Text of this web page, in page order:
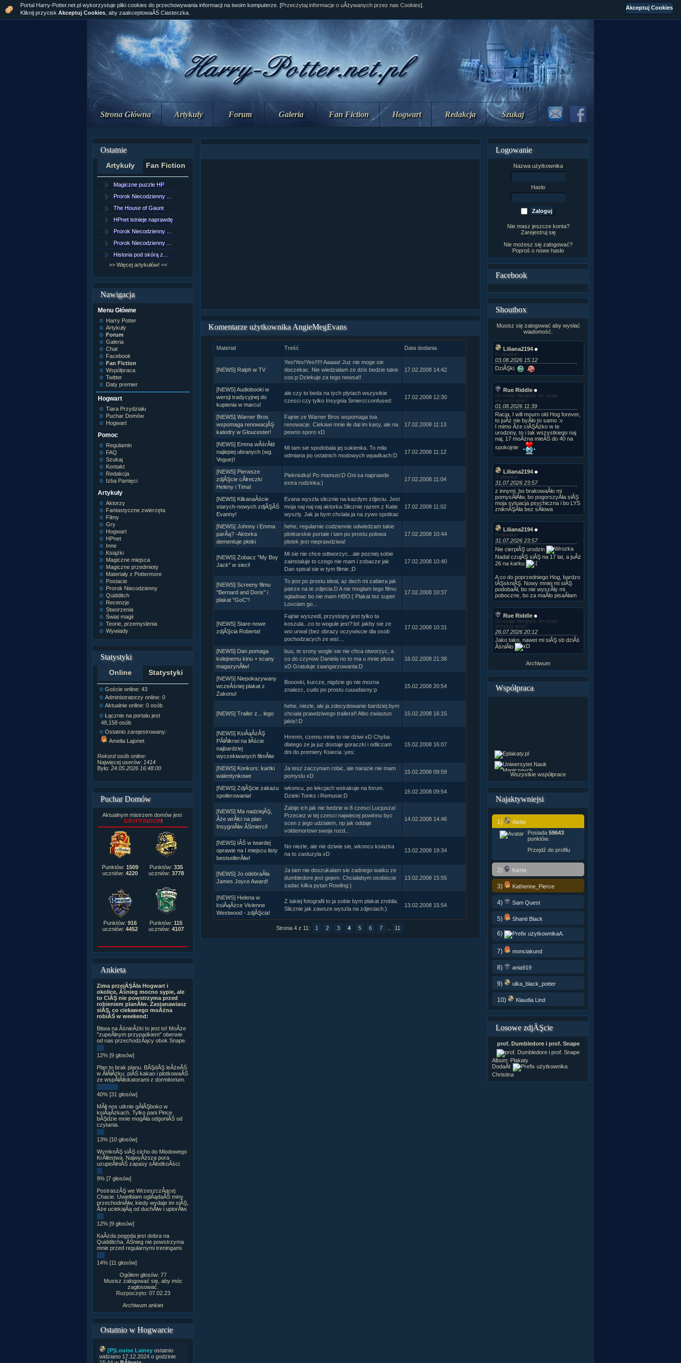
Strona Główna Artykuły Forum Galeria Fan Fiction Hogwart Redakcja Szukaj
Ostatnie
Artykuły Fan Fiction
Magiczne puzzle HP
Prorok Niecodzienny ...
The House of Gaunt
HPnet istnieje naprawdę
Prorok Niecodzienny ...
Prorok Niecodzienny ...
Historia pod skórą z...
>> Więcej artykułów! <<
Nawigacja
Menu Główne
Harry Potter
Artykuły
Forum
Galeria
Chat
Facebook
Fan Fiction
Współpraca
Twitter
Daty premier
Hogwart
Tiara Przydziału
Puchar Domów
Hogwart
Pomoc
Regulamin
FAQ
Szukaj
Kontakt
Redakcja
Izba Pamięci
Artykuły
Aktorzy
Fantastyczne zwierzęta
Filmy
Gry
Hogwart
HPnet
Inne
Książki
Magiczne miejsca
Magiczne przedmioty
Materiały z Pottermore
Postacie
Prorok Niecodzienny
Quidditch
Recenzje
Stworzenia
Świat magii
Teorie, przemyslenia
Wywiady
Statystyki
Online Statystyki
Goście online: 43
Administratorzy online: 0
Aktualnie online: 0 osób
Łącznie na portalu jest
48,158 osób
Ostatnio zarejestrowany:
Amelia Lajonet
Rekord osób online:
Najwięcej userów: 1414
Było: 24.05.2026 16:48:00
Napisanych artykułów:1,087
Dodanych newsów:
Tematów na forum:3,921
Komentarzy do materiałów:
Rozdanych pochwał:3,327
Wlepionych ostrzeżeń:
Puchar Domów
Aktualnym mistrzem domów jest
GRYFFINDOR!
Punktów: 1509
uczniów: 4220
Punktów: 335
uczniów: 3778
Punktów: 916
uczniów: 4452
Punktów: 115
uczniów: 4107
Ankieta
Zima przejĂŞÂła Hogwart i
okolice, Âśnieg mocno sypie, ale
to CiĂŞ nie powstrzyma przed
robieniem planĂłw. Zastanawiasz
siĂŞ, co ciekawego moÂżna
robiĂŚ w weekend:
Bitwa na ÂśnieÂżki to jest to! MoÂże
"zupeÂłnym przypadkiem" oberwie
od nas przechodzÂący obok Snape.
12% [9 głosów]
Plan to brak planu. BĂŞdĂŞ leÂżeĂŚ
w ÂłĂłÂżku, piĂŚ kakao i plotkowaĂŚ
ze wspĂłÂłlokatorami z dormitorium.
40% [31 głosów]
MĂłj nos utknie gÂłĂŞboko w
ksiÂąÂżkach. Tylko pani Pince
bĂŞdzie mnie mogÂła odgoniĂŚ od
czytania.
13% [10 głosów]
WymknĂŞ siĂŞ cicho do Miodowego
KrĂłlestwa. NajwyÂższa pora
uzupeÂłniĂŚ zapasy sÂłodkoÂści.
9% [7 głosów]
PostraszĂŞ we WrzeszczÂącej
Chacie. Uwielbiam oglÂądaĂŚ miny
przechodniĂłw, kiedy wydaje im siĂŞ,
Âże uciekajÂą od duchĂłw i upiorĂłw.
12% [9 głosów]
KaÂżda pogoda jest dobra na
Quidditcha. ÂŚnieg nie powstrzyma
mnie przed regularnymi treningami.
14% [11 głosów]
Ogółem głosów: 77
Musisz zalogować się, aby móc
zagłosować.
Rozpoczęto: 07.02.23
Archiwum ankiet
Ostatnio w Hogwarcie
[P]Louise Lainey ostatnio
widziano 17.12.2024 o godzinie
Portal Harry-Potter.net.pl wykorzystuje pliki cookies do przechowywania informacji na twoim komputerze. [Przeczytaj informacje o uÂżywanych przez nas Cookies].
Kliknij przycisk Akceptuj Cookies , aby zaakceptowaĂŚ Ciasteczka.
Komentarze użytkownika AngieMegEvans
Materiał Treść Data dodania
[NEWS] Ralph w TV
Yes!Yes!Yes!!!!! Aaaaa! Juz nie moge sie
doczekac. Nie wiedzialam ze dzis bedzie takie
cos:p Dziekuje za tego newsa!!
17.02.2008 14:42
[NEWS] Audiobooki w
wersji tradycyjnej do
kupienia w marcu!
ale czy to beda na tych plytach wszystkie
czesci czy tylko Insygnia Smierci:confused:
17.02.2008 12:30
[NEWS] Warner Bros
wspomaga renowacjĂŞ
katedry w Gloucester!
Fajnie ze Warner Bros wspomaga toa
renowacje. Ciekawi mnie ile dal im kasy, ale na
pewno sporo xD
17.02.2008 11:13
[NEWS] Emma wÂśrĂłd
najlepiej ubranych (wg.
Vogue)!
Mi tam sie spodobala jej sukienka. To mila
odmiana po ostatnich modowych wpadkach:D
17.02.2008 11:12
[NEWS] Pierwsze
zdjĂŞcie cĂłreczki
Heleny i Tima!
Piekniutka! Po mamusi:D Oni sa naprawde
extra rodzinka:)
17.02.2008 11:04
[NEWS] KilkanaÂście
starych-nowych zdjĂŞĂŚ
Evanny!
Evana wyszla slicznie na kazdym zdjeciu. Jest
moja naj naj naj aktorka.Slicznie razem z Katie
wyszly. Jak ja bym chciala ja na zywo spotkac
17.02.2008 11:02
[NEWS] Johnny i Emma
parÂą? -Aktorka
dementuje plotki
hehe, regularnie codziennie odwiedzam takie
plotkarskie portale i tam po prostu polowa
plotek jest nieprawdziwa!
17.02.2008 10:44
[NEWS] Zobacz "My Boy
Jack" w sieci!
Mi sie nie chce odtworzyc...ale pozniej sobie
zainstaluje to czego nie mam i zobacze jak
Dan spisal sie w tym filmie ;D
17.02.2008 10:40
[NEWS] Screeny filmu
"Bernard and Doris" i
plakat "GoC"!
To jest po prostu ideal, az dech mi zabiera jak
patrze na te zdjecia:D A nie moglam tego filmu
ogladnac bo nie mam HBO:( Plakat tez super.
Lovciam go...
17.02.2008 10:37
[NEWS] Stare-nowe
zdjĂŞcia Roberta!
Fajnie wyszedl, przystojny jest tylko ta
koszula...co to wogule jest?:lol: jakby sie ze
wsi urwal (bez obrazy oczywiscie dla osob
pochodzacych ze wsi:...
17.02.2008 10:31
[NEWS] Dan pomaga
kolejnemu kinu + scany
magazynĂłw!
buu, te srony wogle sie nie chca otworzyc, a
co do czynow Daniela no to ma u mnie plusa
xD Gratuluje zaangarzowania:D
16.02.2008 21:38
[NEWS] Niepokazywany
wczeÂśniej plakat z
Zakonu!
Boooski, kurcze, nigdzie go nie mozna
znalezc, cudo po prostu cuuudasny:p
15.02.2008 20:54
[NEWS] Trailer z... lego
hehe, niezle, ale ja zdecydowanie bardziej bym
chciala prawdziwego trailera!! Albo zwiastun
jakis!:D
15.02.2008 16:15
[NEWS] KsiÂąÂżĂŞ
PĂłÂłkrwi na liÂście
najbardziej
wyczekiwanych filmĂłw
Hmmm, czemu mnie to nie dziwi xD Chyba
dlatego ze ja juz dostaje goraczki i odliczam
dni do premiery Ksiecia :yes:
15.02.2008 16:07
[NEWS] Konkurs: kartki
walentynkowe
Ja tesz zaczynam robic, ale narazie nie mam
pomyslu xD
15.02.2008 09:59
[NEWS] ZdjĂŞcie zakazu
spoilerowania!
wkoncu, po lekcjach wskakuje na forum.
Dzieki Tonks i Remusie:D
15.02.2008 09:54
[NEWS] Ma nadziejĂŞ,
Âże wrĂłci na plan
InsygniĂłw ÂŚmierci!
Zabije ich jak nie bedzie w 8 czesci Lucjusza!
Przeciez w tej czesci najwiecej powinno byc
scen z jego udzialem, np jak oddaje
voldemortowi swoja rozd...
14.02.2008 14:46
[NEWS] IÂŚ w twardej
oprawie na I miejscu listy
bestsellerĂłw!
No niezle, ale nie dziwie sie, wkoncu ksiazka
na to zasluzyla xD
13.02.2008 19:34
[NEWS] Jo odebraÂła
James Joyce Award!
Ja tam nie doszukalam sie zadnego watku ze
dumbledore jest gejem. Chcialabym osobiscie
zadac kilka pytan Rowling:)
13.02.2008 15:55
[NEWS] Helena w
ksiÂąÂżce Vivienne
Westwood - zdjĂŞcia!
Z takiej fotografii to ja sobie bym plakat zrobila.
Slicznie jak zawsze wyszla na zdjeciach:)
13.02.2008 15:54
Strona 4 z 11: 1 2 3 4 5 6 7 11
Logowanie
Nazwa użytkownika
Hasło
Nie masz jeszcze konta?
Zarejestruj się
Nie możesz się zalogować?
Poproś o nowe hasło
Facebook
Shoutbox
Musisz się zalogować aby wysłać
wiadomość.
Liliana2194
O choinka!
03.08.2026 15:12
DziĂŞki
Rue Riddle
Do szopy hipogryfy, do szopy
wszyscy wraz!
01.08.2026 11:39
Racja, I will mourn old Hog forever,
to juÂż nie byÂło to samo :v
I mimo Âże ciĂŞÂżko w te
urodziny, to i tak wszystkiego naj
naj, 17 moÂżna mieĂŚ do 40 na
spokojnie
Liliana2194
O choinka!
31.07.2026 23:57
z innymi, bo brakowaÂło mi
pomysÂłĂłw, bo pogorszyÂła siĂŞ
moja sytuacja psychiczna i bo LYS
zniknĂŞÂła bez sÂłowa
Liliana2194
O choinka!
31.07.2026 23:57
Nie cierpiĂŞ urodzin
Nadal czujĂŞ siĂŞ na 17 lat, a juÂż
26 na karku
A co do poprzedniego Hog, bardzo
tĂŞskniĂŞ. Nowy mniej mi siĂŞ
podobaÂł, bo nie wyszÂły mi
poboczne, bo za maÂło pisaÂłam
Rue Riddle
Do szopy hipogryfy, do szopy
wszyscy wraz!
26.07.2026 20:12
Jako tako, nawet mi siĂŞ sb dziÂś
ÂśniÂło
Archiwum
Współpraca
Wszystkie współprace
Najaktywniejsi
1)
Alette
Posiada 59643
punktów.
Przejdź do profilu
2) fuerte
3) Katherine_Pierce
4) Sam Quest
5) Shanti Black
6) A.
7) monciakund
8) ania919
9) ulka_black_potter
10) Klaudia Lind
Losowe zdjĂŞcie
prof. Dumbledore i prof. Snape
Album: Plakaty
DodaÂł:
Christina